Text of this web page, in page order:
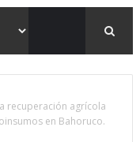
recuperación agrícola
en Bahoruco.